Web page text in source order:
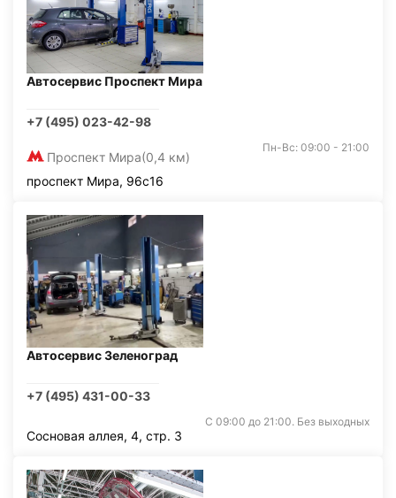
Автосервис Проспект Мира
+7 (495) 023-42-98
Проспект Мира(0,4 км)
Пн-Вс: 09:00 - 21:00
проспект Мира, 96с16
Автосервис Зеленоград
+7 (495) 431-00-33
С 09:00 до 21:00. Без выходных
Сосновая аллея, 4, стр. 3